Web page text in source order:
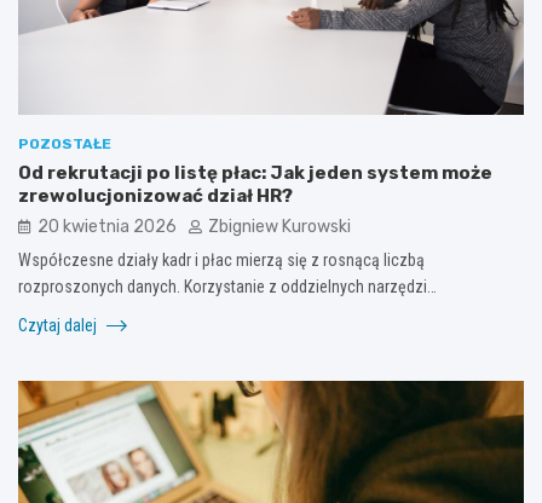
POZOSTAŁE
Od rekrutacji po listę płac: Jak jeden system może
zrewolucjonizować dział HR?
20 kwietnia 2026 Zbigniew Kurowski
Współczesne działy kadr i płac mierzą się z rosnącą liczbą
rozproszonych danych. Korzystanie z oddzielnych narzędzi…
Czytaj dalej